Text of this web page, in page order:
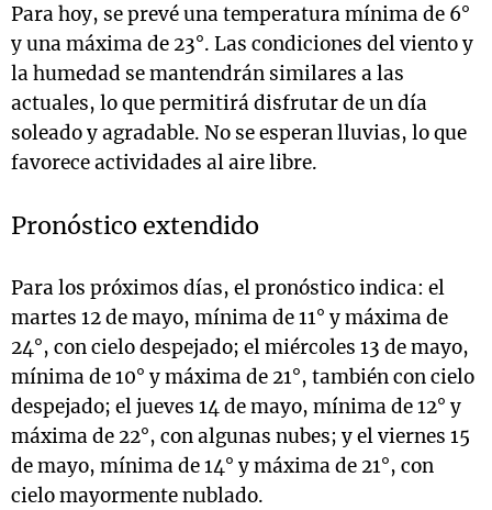
Para hoy, se prevé una temperatura mínima de 6°
y una máxima de 23°. Las condiciones del viento y
la humedad se mantendrán similares a las
actuales, lo que permitirá disfrutar de un día
soleado y agradable. No se esperan lluvias, lo que
favorece actividades al aire libre.
Pronóstico extendido
Para los próximos días, el pronóstico indica: el
martes 12 de mayo, mínima de 11° y máxima de
24°, con cielo despejado; el miércoles 13 de mayo,
mínima de 10° y máxima de 21°, también con cielo
despejado; el jueves 14 de mayo, mínima de 12° y
máxima de 22°, con algunas nubes; y el viernes 15
de mayo, mínima de 14° y máxima de 21°, con
cielo mayormente nublado.